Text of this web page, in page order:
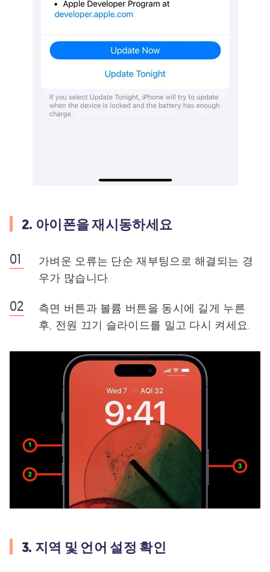
2. 아이폰을 재시동하세요
가벼운 오류는 단순 재부팅으로 해결되는 경
우가 많습니다.
측면 버튼과 볼륨 버튼을 동시에 길게 누른
후, 전원 끄기 슬라이드를 밀고 다시 켜세요.
3. 지역 및 언어 설정 확인